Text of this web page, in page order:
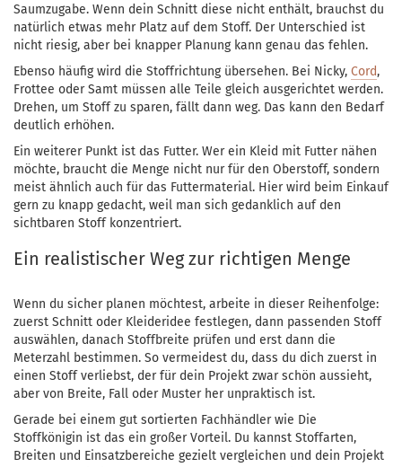
Saumzugabe. Wenn dein Schnitt diese nicht enthält, brauchst du
natürlich etwas mehr Platz auf dem Stoff. Der Unterschied ist
nicht riesig, aber bei knapper Planung kann genau das fehlen.
Ebenso häufig wird die Stoffrichtung übersehen. Bei Nicky, Cord,
Frottee oder Samt müssen alle Teile gleich ausgerichtet werden.
Drehen, um Stoff zu sparen, fällt dann weg. Das kann den Bedarf
deutlich erhöhen.
Ein weiterer Punkt ist das Futter. Wer ein Kleid mit Futter nähen
möchte, braucht die Menge nicht nur für den Oberstoff, sondern
meist ähnlich auch für das Futtermaterial. Hier wird beim Einkauf
gern zu knapp gedacht, weil man sich gedanklich auf den
sichtbaren Stoff konzentriert.
Ein realistischer Weg zur richtigen Menge
Wenn du sicher planen möchtest, arbeite in dieser Reihenfolge:
zuerst Schnitt oder Kleideridee festlegen, dann passenden Stoff
auswählen, danach Stoffbreite prüfen und erst dann die
Meterzahl bestimmen. So vermeidest du, dass du dich zuerst in
einen Stoff verliebst, der für dein Projekt zwar schön aussieht,
aber von Breite, Fall oder Muster her unpraktisch ist.
Gerade bei einem gut sortierten Fachhändler wie Die
Stoffkönigin ist das ein großer Vorteil. Du kannst Stoffarten,
Breiten und Einsatzbereiche gezielt vergleichen und dein Projekt